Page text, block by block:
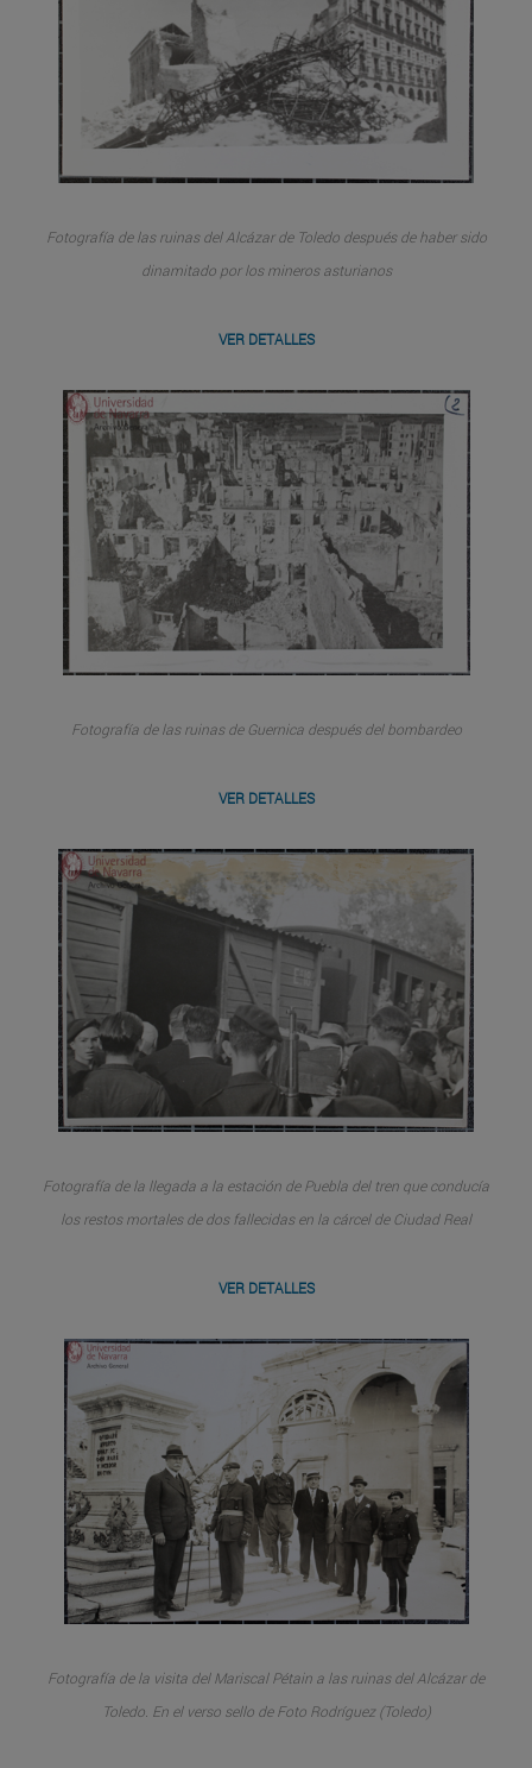
Fotografía de las ruinas del Alcázar de Toledo después de haber sido
dinamitado por los mineros asturianos
VER DETALLES
Fotografía de las ruinas de Guernica después del bombardeo
VER DETALLES
Fotografía de la llegada a la estación de Puebla del tren que conducía
los restos mortales de dos fallecidas en la cárcel de Ciudad Real
VER DETALLES
Fotografía de la visita del Mariscal Pétain a las ruinas del Alcázar de
Toledo. En el verso sello de Foto Rodríguez (Toledo)